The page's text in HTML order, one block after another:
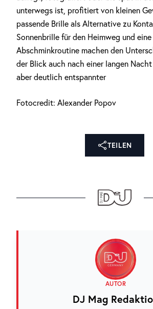
unterwegs ist, profitiert von kleinen
passende Brille als Alternative zu
Sonnenbrille für den Heimweg und
Abschminkroutine machen den
der Blick auch nach einer langen
aber deutlich entspannter
Fotocredit: Alexander Popov
TEILEN
AUTOR
DJ Mag